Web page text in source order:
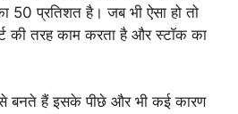
50 प्रतिशत है। जब भी ऐसा हो तो
की तरह काम करता है और स्टॉक का
बनते हैं इसके पीछे और भी कई कारण